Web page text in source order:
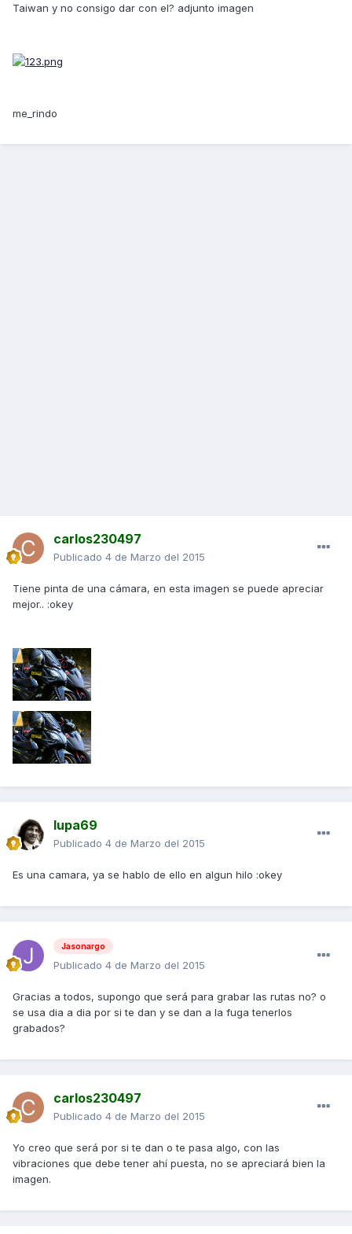
Taiwan y no consigo dar con el? adjunto imagen
me_rindo
carlos230497
Publicado 4 de Marzo del 2015
Tiene pinta de una cámara, en esta imagen se puede apreciar
mejor.. :okey
lupa69
Publicado 4 de Marzo del 2015
Es una camara, ya se hablo de ello en algun hilo :okey
Jasonargo
Publicado 4 de Marzo del 2015
Gracias a todos, supongo que será para grabar las rutas no? o
se usa dia a dia por si te dan y se dan a la fuga tenerlos
grabados?
carlos230497
Publicado 4 de Marzo del 2015
Yo creo que será por si te dan o te pasa algo, con las
vibraciones que debe tener ahí puesta, no se apreciará bien la
imagen.